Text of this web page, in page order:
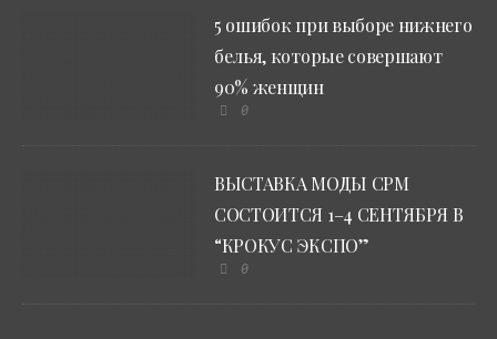
5 ошибок при выборе нижнего
белья, которые совершают
90% женщин
0
ВЫСТАВКА МОДЫ CPM
СОСТОИТСЯ 1–4 СЕНТЯБРЯ В
“КРОКУС ЭКСПО”
0